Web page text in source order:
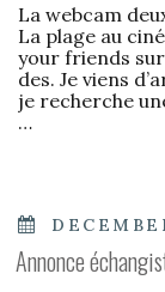
La webcam
La plage au
your friends
des. Je viens
je recherche
…
POSTED
Annonce